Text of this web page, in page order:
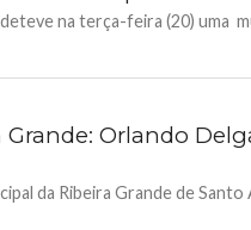
na terça-feira (20) uma
Orlando
da Ribeira Grande de